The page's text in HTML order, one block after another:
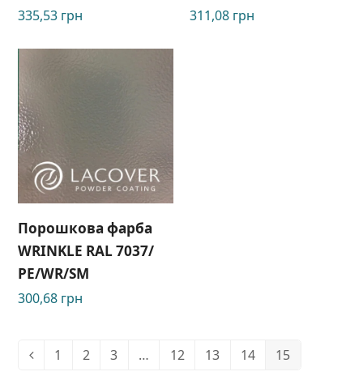
335,53 грн 311,08 грн
Порошкова фарба
WRINKLE RAL 7037/
РЕ/WR/SM
300,68 грн
1 2 3 … 12 13 14 15